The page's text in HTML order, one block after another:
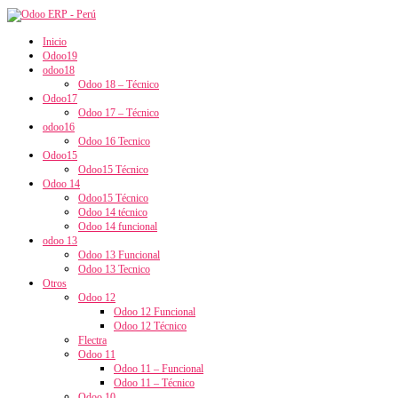
Inicio
Odoo19
odoo18
Odoo 18 – Técnico
Odoo17
Odoo 17 – Técnico
odoo16
Odoo 16 Tecnico
Odoo15
Odoo15 Técnico
Odoo 14
Odoo15 Técnico
Odoo 14 técnico
Odoo 14 funcional
odoo 13
Odoo 13 Funcional
Odoo 13 Tecnico
Otros
Odoo 12
Odoo 12 Funcional
Odoo 12 Técnico
Flectra
Odoo 11
Odoo 11 – Funcional
Odoo 11 – Técnico